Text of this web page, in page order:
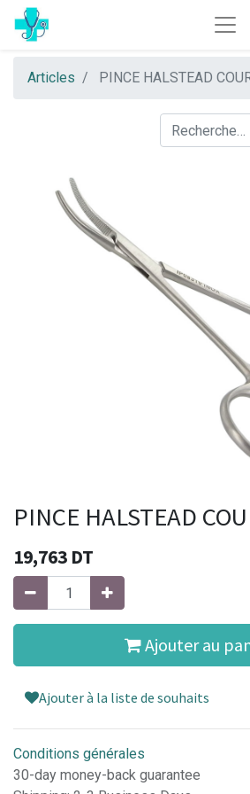
Articles PINCE HALSTEAD
PINCE HALSTEAD
19,763 DT
Ajouter au
Ajouter à la liste de souhaits
Conditions générales
30-day money-back guarantee